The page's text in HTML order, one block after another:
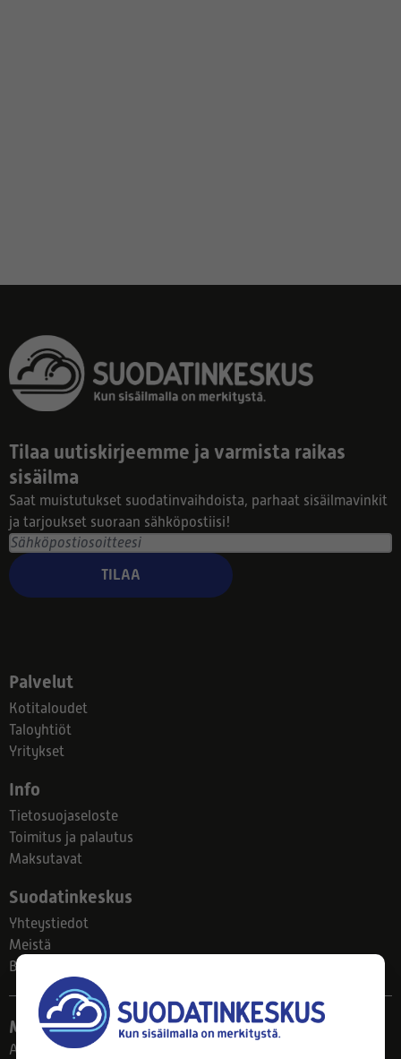
Tilaa uutiskirjeemme ja varmista raikas
sisäilma
Saat muistutukset suodatinvaihdoista, parhaat sisäilmavinkit
ja tarjoukset suoraan sähköpostiisi!
TILAA
Palvelut
Kotitaloudet
Taloyhtiöt
Yritykset
Info
Tietosuojaseloste
Toimitus ja palautus
Maksutavat
Suodatinkeskus
Yhteystiedot
Meistä
Blogi
Myymälä
Ahlmanintie 61